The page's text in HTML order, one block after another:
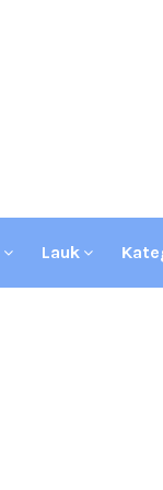
Lauk